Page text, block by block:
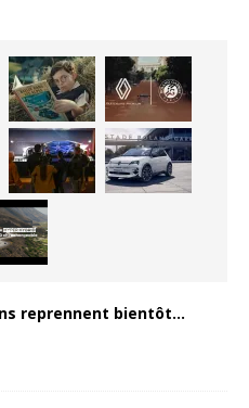
reprennent bientôt…